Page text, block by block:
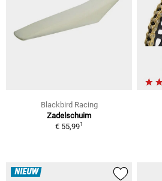
Blackbird Racing
Zadelschuim
€ 55,991
NIEUW